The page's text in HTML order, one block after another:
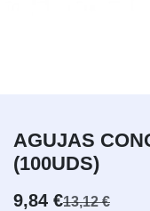
AGUJAS
(100UDS)
9,84 €13,12€